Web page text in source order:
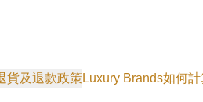
貨及退款政策Luxury Brands如何計